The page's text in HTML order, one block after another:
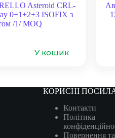
Asteroid CRL-
0+1+2+3 ISOFIX з
/1/ MOQ
У кошик
КОРИСНІ
Контакти
Політика
Повернення